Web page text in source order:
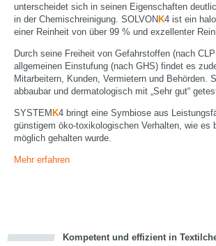
unterscheidet sich in seinen Eigenschaften
in der Chemischreinigung. SOLVON K4 ist ein
einer Reinheit von über 99 % und exzellenter
Durch seine Freiheit von Gefahrstoffen (nach
allgemeinen Einstufung (nach GHS) findet es
Mitarbeitern, Kunden, Vermietern und Behörden.
abbaubar und dermatologisch mit „Sehr gut“
SYSTEM K4 bringt eine Symbiose aus
günstigem öko-toxikologischen Verhalten, wie es
möglich gehalten wurde.
Mehr erfahren
Kompetent und effizient in